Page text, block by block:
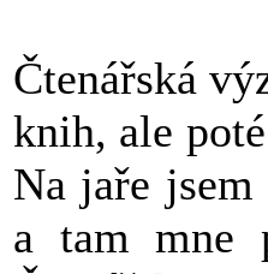
Čtenářská
knih, ale
Na jaře
a tam mne